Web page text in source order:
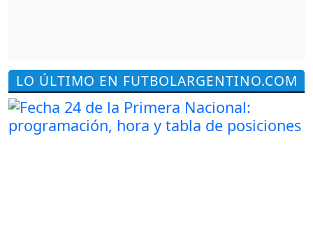
LO ÚLTIMO EN FUTBOLARGENTINO.COM